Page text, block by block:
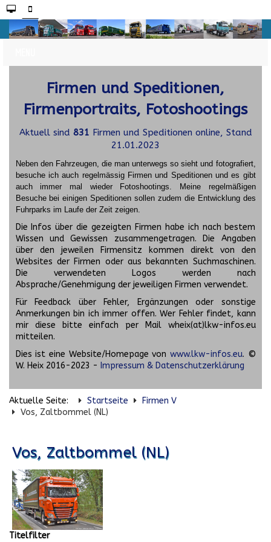
Firmen und Speditionen,
Firmenportraits, Fotoshootings
Aktuell sind 831 Firmen und Speditionen online, Stand
21.01.2023
Neben den Fahrzeugen, die man unterwegs so sieht und fotografiert,
besuche ich auch regelmässig Firmen und Speditionen und es gibt
auch immer mal wieder Fotoshootings.
Meine regelmäßigen
Besuche bei einigen Speditionen sollen zudem die Entwicklung des
Fuhrparks im Laufe der Zeit zeigen.
Die Infos über die gezeigten Firmen habe ich nach bestem
Wissen und Gewissen zusammengetragen. Die Angaben
über den jeweilen Firmensitz kommen direkt von den
Websites der Firmen oder aus bekannten Suchmaschinen.
Die verwendeten Logos werden nach
Absprache/Genehmigung der jeweiligen Firmen verwendet.
Für Feedback über Fehler, Ergänzungen oder sonstige
Anmerkungen bin ich immer offen. Wer Fehler findet, kann
mir diese bitte einfach per Mail wheix(at)lkw-infos.eu
mitteilen.
Dies ist eine Website/Homepage von www.lkw-infos.eu. ©
W. Heix 2016-2023 - Impressum & Datenschutzerklärung
Aktuelle Seite: Startseite
Firmen V
Vos, Zaltbommel (NL)
Vos, Zaltbommel (NL)
Titelfilter